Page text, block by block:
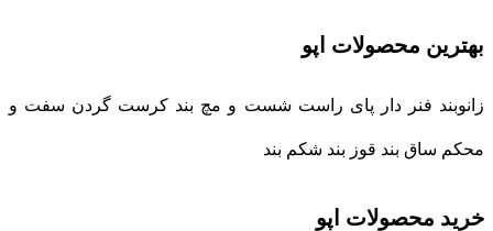
بهترین محصولات اپو
زانوبند فنر دار پای راست شست و مچ بند کرست گردن سفت و
محکم ساق بند قوز بند شکم بند
خرید محصولات اپو